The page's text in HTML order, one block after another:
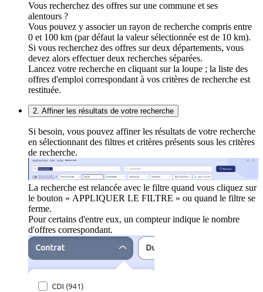
Vous recherchez des offres sur une commune et ses
alentours ?
Vous pouvez y associer un rayon de recherche compris entre
0 et 100 km (par défaut la valeur sélectionnée est de 10 km).
Si vous recherchez des offres sur deux départements, vous
devez alors effectuer deux recherches séparées.
Lancez votre recherche en cliquant sur la loupe ; la liste des
offres d'emploi correspondant à vos critères de recherche est
restituée.
2. Affiner les résultats de votre recherche
Si besoin, vous pouvez affiner les résultats de votre recherche
en sélectionnant des filtres et critères présents sous les critères
de recherche.
La recherche est relancée avec le filtre quand vous cliquez sur
le bouton « APPLIQUER LE FILTRE » ou quand le filtre se
ferme.
Pour certains d'entre eux, un compteur indique le nombre
d'offres correspondant.